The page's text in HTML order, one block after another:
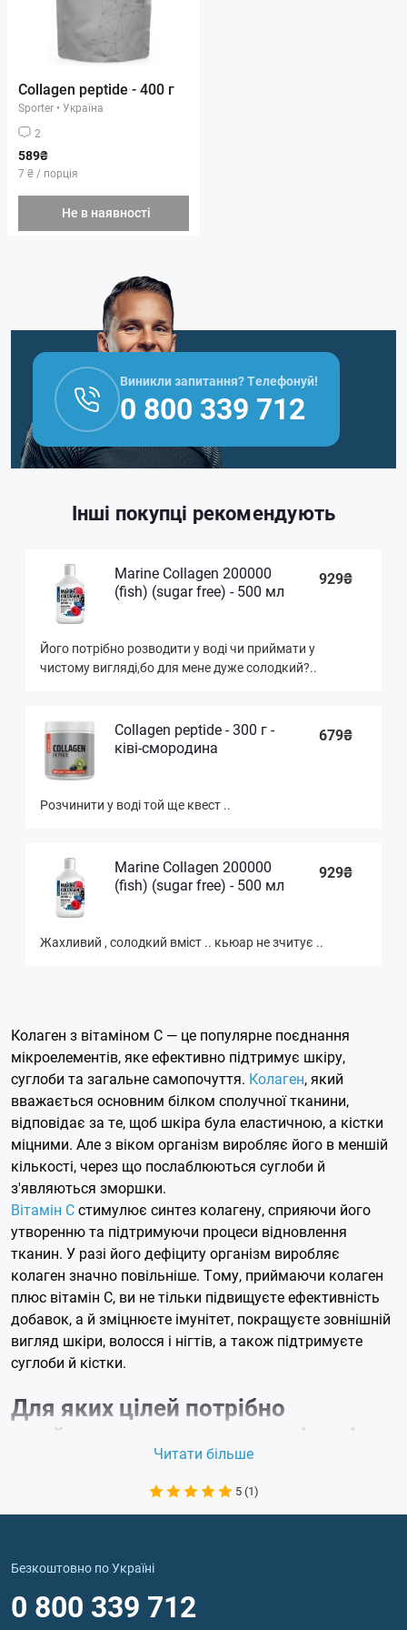
Collagen peptide - 400 г
Sporter • Україна
2
589₴
7 ₴ / порція
Не в наявності
Виникли запитання? Телефонуй!
0 800 339 712
Інші покупці рекомендують
Marine Collagen 200000
(fish) (sugar free) - 500 мл
929₴
Його потрібно розводити у воді чи приймати у
чистому вигляді,бо для мене дуже солодкий?..
Collagen peptide - 300 г -
ківі-смородина
679₴
Розчинити у воді той ще квест ..
Marine Collagen 200000
(fish) (sugar free) - 500 мл
929₴
Жахливий , солодкий вміст .. кьюар не зчитує ..
Колаген з вітаміном C — це популярне поєднання
мікроелементів, яке ефективно підтримує шкіру,
суглоби та загальне самопочуття. Колаген, який
вважається основним білком сполучної тканини,
відповідає за те, щоб шкіра була еластичною, а кістки
міцними. Але з віком організм виробляє його в меншій
кількості, через що послаблюються суглоби й
з'являються зморшки.
Вітамін Cстимулює синтез колагену, сприяючи його
утворенню та підтримуючи процеси відновлення
тканин. У разі його дефіциту організм виробляє
колаген значно повільніше. Тому, приймаючи колаген
плюс вітамін C, ви не тільки підвищуєте ефективність
добавок, а й зміцнюєте імунітет, покращуєте зовнішній
вигляд шкіри, волосся і нігтів, а також підтримуєте
суглоби й кістки.
Для яких цілей потрібно
приймати колаген плюс вітамін
Колаген з вітаміном C можна приймати для
Зміцнює шкіру і допомагає боротися з ознаками
структура та еластичність шкіри. А вітамін C
Читати більше
5 (1)
Безкоштовно по Україні
0 800 339 712